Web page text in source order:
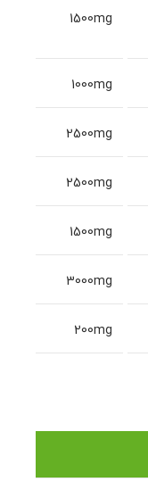
1500mg
1000mg
2500mg
2500mg
1500mg
3000mg
200mg